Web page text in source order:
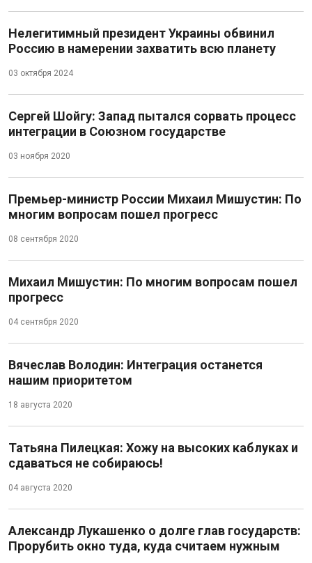
Нелегитимный президент Украины обвинил
Россию в намерении захватить всю планету
03 октября 2024
Сергей Шойгу: Запад пытался сорвать процесс
интеграции в Союзном государстве
03 ноября 2020
Премьер-министр России Михаил Мишустин: По
многим вопросам пошел прогресс
08 сентября 2020
Михаил Мишустин: По многим вопросам пошел
прогресс
04 сентября 2020
Вячеслав Володин: Интеграция останется
нашим приоритетом
18 августа 2020
Татьяна Пилецкая: Хожу на высоких каблуках и
сдаваться не собираюсь!
04 августа 2020
Александр Лукашенко о долге глав государств:
Прорубить окно туда, куда считаем нужным